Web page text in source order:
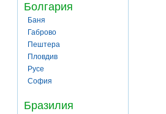
Болгария
Баня
Габрово
Пештера
Пловдив
Русе
София
Бразилия